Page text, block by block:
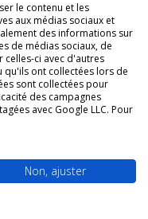
chrétienne de
le contenu et les
aux médias sociaux et
des informations sur
de médias sociaux, de
ci avec d'autres
ont collectées lors de
sont collectées pour
des campagnes
avec Google LLC. Pour
Non, ajuster